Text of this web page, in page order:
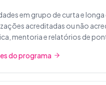
em grupo de curta e
acreditadas ou não
mentoria e relatórios de
do programa